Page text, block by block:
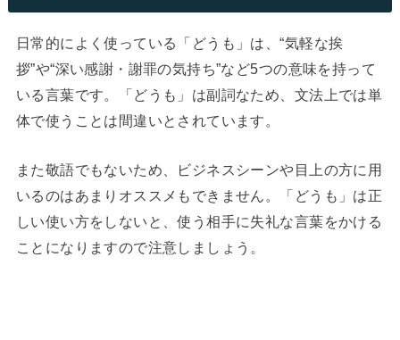
日常的によく使っている「どうも」は、“気軽な挨
拶”や“深い感謝・謝罪の気持ち”など5つの意味を持って
いる言葉です。「どうも」は副詞なため、文法上では単
体で使うことは間違いとされています。
また敬語でもないため、ビジネスシーンや目上の方に用
いるのはあまりオススメもできません。「どうも」は正
しい使い方をしないと、使う相手に失礼な言葉をかける
ことになりますので注意しましょう。